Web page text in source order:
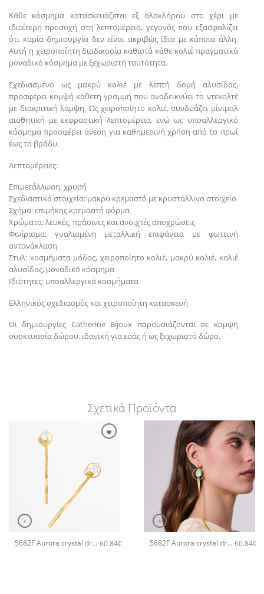
Κάθε κόσμημα κατασκευάζεται εξ ολοκλήρου στο χέρι με
ιδιαίτερη προσοχή στη λεπτομέρεια, γεγονός που εξασφαλίζει
ότι καμία δημιουργία δεν είναι ακριβώς ίδια με κάποια άλλη.
Αυτή η χειροποίητη διαδικασία καθιστά κάθε κολιέ πραγματικά
μοναδικό κόσμημα με ξεχωριστή ταυτότητα.
Σχεδιασμένο ως μακρύ κολιέ με λεπτή δομή αλυσίδας,
προσφέρει κομψή κάθετη γραμμή που αναδεικνύει το ντεκολτέ
με διακριτική λάμψη. Ως χειροποίητο κολιέ, συνδυάζει μίνιμαλ
αισθητική με εκφραστική λεπτομέρεια, ενώ ως υποαλλεργικό
κόσμημα προσφέρει άνεση για καθημερινή χρήση από το πρωί
έως το βράδυ.
Λεπτομέρειες:
Επιμετάλλωση: χρυσή
Σχεδιαστικά στοιχεία: μακρύ κρεμαστό με κρυστάλλινο στοιχείο
Σχήμα: επιμήκης κρεμαστή φόρμα
Χρώματα: λευκές, πράσινες και ανοιχτές αποχρώσεις
Φινίρισμα: γυαλισμένη μεταλλική επιφάνεια με φωτεινή
αντανάκλαση
Στυλ: κοσμήματα μόδας, χειροποίητο κολιέ, μακρύ κολιέ, κολιέ
αλυσίδας, μοναδικό κόσμημα
Ιδιότητες: υποαλλεργικά κοσμήματα
Ελληνικός σχεδιασμός και χειροποίητη κατασκευή
Οι δημιουργίες Catherine Bijoux παρουσιάζονται σε κομψή
συσκευασία δώρου, ιδανική για εσάς ή ως ξεχωριστό δώρο.
Σχετικά Προϊόντα
+
5682F Aurora crystal drop long χειροποίητα σκουλαρίκια Catherine bijoux Άσπρο 60.84€
+
5682F Aurora crystal drop long χειροποίητα σκουλαρίκια Catherine bijoux Πράσινο 60.84€